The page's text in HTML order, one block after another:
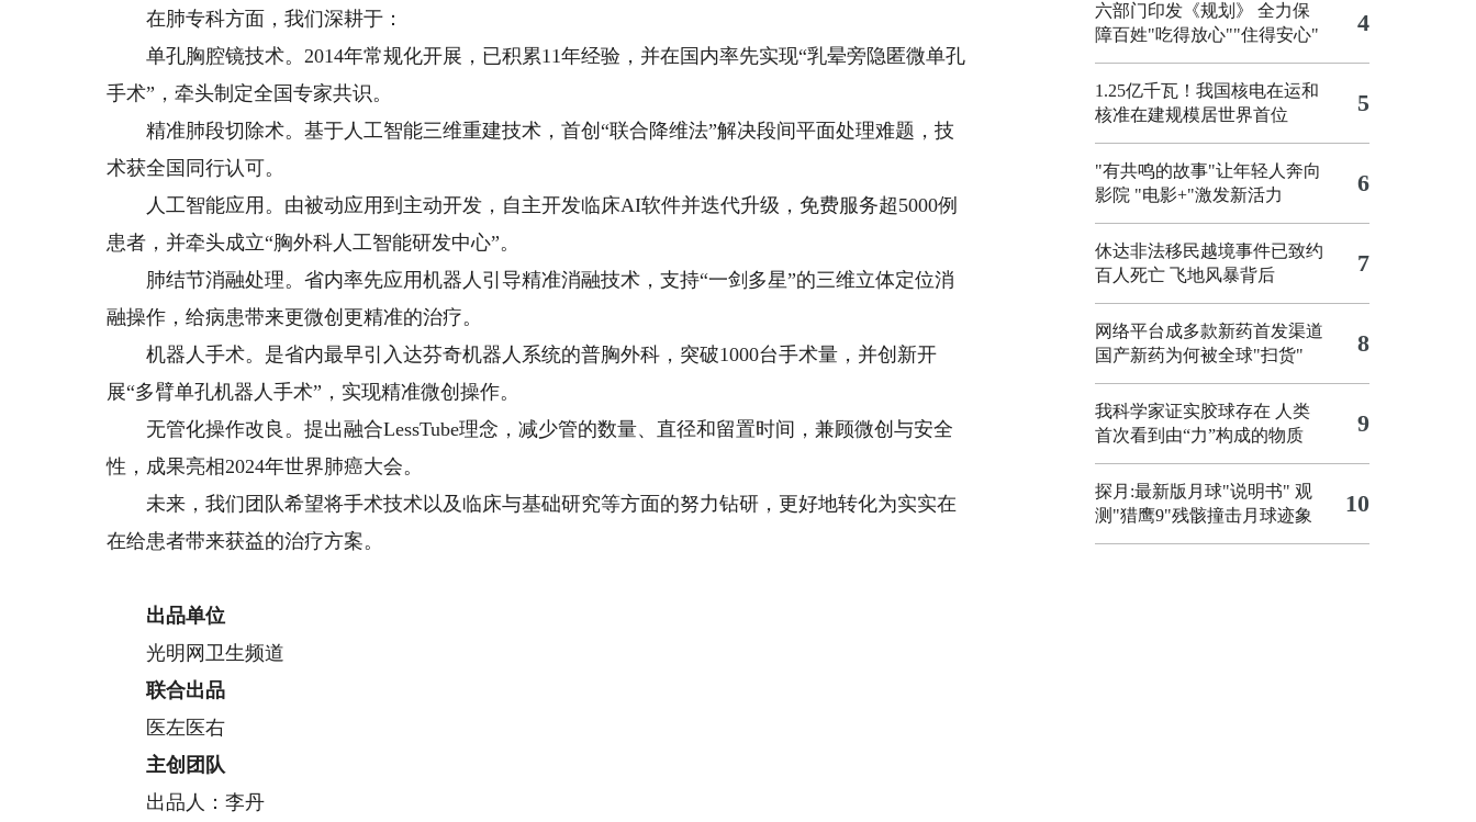
在肺专科方面，我们深耕于：
单孔胸腔镜技术。2014年常规化开展，已积累11年经验，并在国内率先实现“乳晕旁隐匿微单孔
手术”，牵头制定全国专家共识。
精准肺段切除术。基于人工智能三维重建技术，首创“联合降维法”解决段间平面处理难题，技
术获全国同行认可。
人工智能应用。由被动应用到主动开发，自主开发临床AI软件并迭代升级，免费服务超5000例
患者，并牵头成立“胸外科人工智能研发中心”。
肺结节消融处理。省内率先应用机器人引导精准消融技术，支持“一剑多星”的三维立体定位消
融操作，给病患带来更微创更精准的治疗。
机器人手术。是省内最早引入达芬奇机器人系统的普胸外科，突破1000台手术量，并创新开
展“多臂单孔机器人手术”，实现精准微创操作。
无管化操作改良。提出融合LessTube理念，减少管的数量、直径和留置时间，兼顾微创与安全
性，成果亮相2024年世界肺癌大会。
未来，我们团队希望将手术技术以及临床与基础研究等方面的努力钻研，更好地转化为实实在
在给患者带来获益的治疗方案。
出品单位
光明网卫生频道
联合出品
医左医右
主创团队
出品人：李丹
六部门印发《规划》 全力保
障百姓"吃得放心""住得安心"
4
1.25亿千瓦！我国核电在运和
核准在建规模居世界首位
5
"有共鸣的故事"让年轻人奔向
影院 "电影+"激发新活力 6
休达非法移民越境事件已致约
百人死亡 飞地风暴背后 7
网络平台成多款新药首发渠道
国产新药为何被全球"扫货"
8
我科学家证实胶球存在 人类
首次看到由“力”构成的物质
9
探月:最新版月球"说明书" 观
测"猎鹰9"残骸撞击月球迹象
10